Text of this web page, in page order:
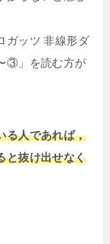
ガッツ 非線形ダ
③」を読む方が
る人であれば，
と抜け出せなく